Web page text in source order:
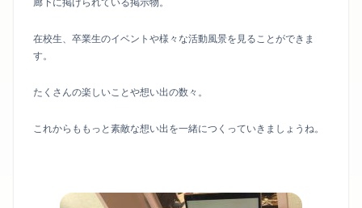
在校生、卒業生のイベントや様々な活動風景を見ることができま
す。
たくさんの楽しいことや想い出の数々。
これからももっと素敵な想い出を一緒につくっていきましょうね。